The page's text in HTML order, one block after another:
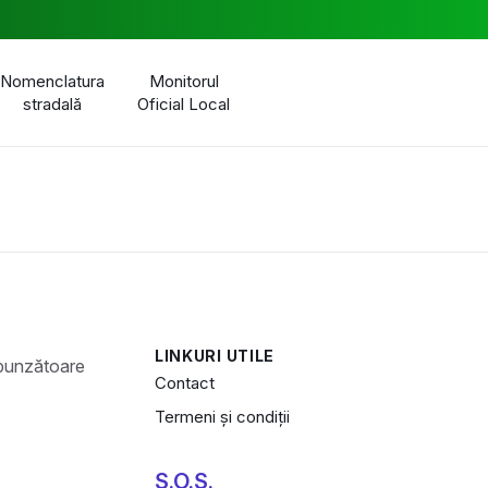
Nomenclatura
stradală
Monitorul
Oficial Local
LINKURI UTILE
Contact
Termeni și condiții
S.O.S.